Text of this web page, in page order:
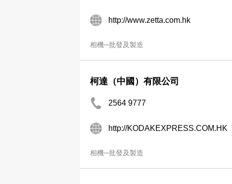
http://www.zetta.com.hk
相機─批發及製造
柯達（中國）有限公司
2564 9777
http://KODAKEXPRESS.COM.HK
相機─批發及製造